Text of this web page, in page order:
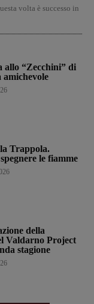
volta è successo in
allo “Zecchini” di
amichevole
Trappola.
le fiamme
della
Valdarno Project
stagione